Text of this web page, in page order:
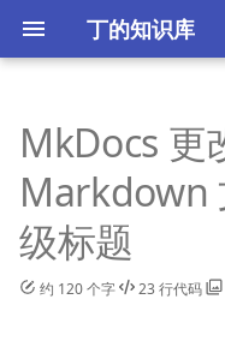
丁的知识库
始
化
搜
入门
配置
技巧
操作
技巧
处理问题
入门
技巧
处理问题
请求
响应
构造请求
Spring Boot
MyBatis-Plus
入门
内部库
SQL 数据库操作
处理问题
处理问题
入门
插件
Selenium
JMeter
Locust
JS
PHP
CSS
Big5 字符集中的中文汉
通用规范汉字表
技巧
处理问题
技巧
情境
解决方法
参考
技巧
技巧
处理问题
经济
学习
写作
MkDocs 更
Markdown
级标题
约 120 个字 23 行代码